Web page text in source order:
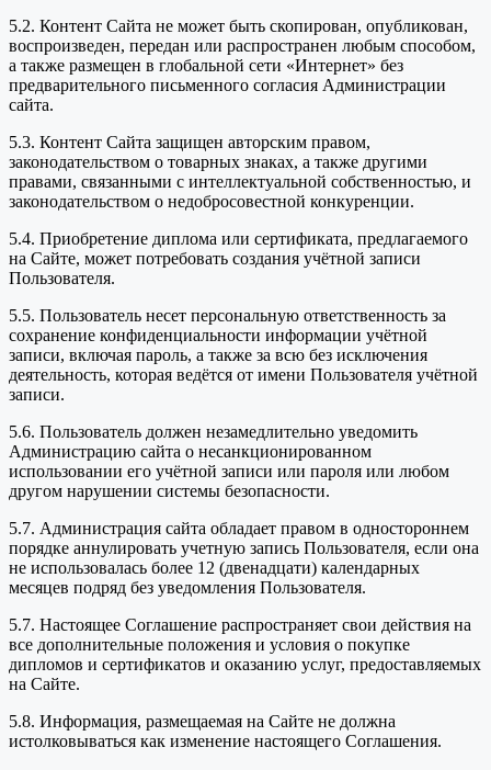
5.2. Контент Сайта не может быть скопирован, опубликован,
воспроизведен, передан или распространен любым способом,
а также размещен в глобальной сети «Интернет» без
предварительного письменного согласия Администрации
сайта.
5.3. Контент Сайта защищен авторским правом,
законодательством о товарных знаках, а также другими
правами, связанными с интеллектуальной собственностью, и
законодательством о недобросовестной конкуренции.
5.4. Приобретение диплома или сертификата, предлагаемого
на Сайте, может потребовать создания учётной записи
Пользователя.
5.5. Пользователь несет персональную ответственность за
сохранение конфиденциальности информации учётной
записи, включая пароль, а также за всю без исключения
деятельность, которая ведётся от имени Пользователя учётной
записи.
5.6. Пользователь должен незамедлительно уведомить
Администрацию сайта о несанкционированном
использовании его учётной записи или пароля или любом
другом нарушении системы безопасности.
5.7. Администрация сайта обладает правом в одностороннем
порядке аннулировать учетную запись Пользователя, если она
не использовалась более 12 (двенадцати) календарных
месяцев подряд без уведомления Пользователя.
5.7. Настоящее Соглашение распространяет свои действия на
все дополнительные положения и условия о покупке
дипломов и сертификатов и оказанию услуг, предоставляемых
на Сайте.
5.8. Информация, размещаемая на Сайте не должна
истолковываться как изменение настоящего Соглашения.